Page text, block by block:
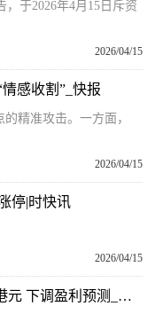
，于2026年4月15日斥资
2026/04/15
感收割”_快报
精准攻击。一方面，
2026/04/15
停|时快讯
2026/04/15
大摩：降统一企业中国目标价至9.27港元 下调盈利预测_今日热文